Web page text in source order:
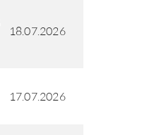
18.07.2026
17.07.2026